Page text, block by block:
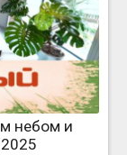
небом и